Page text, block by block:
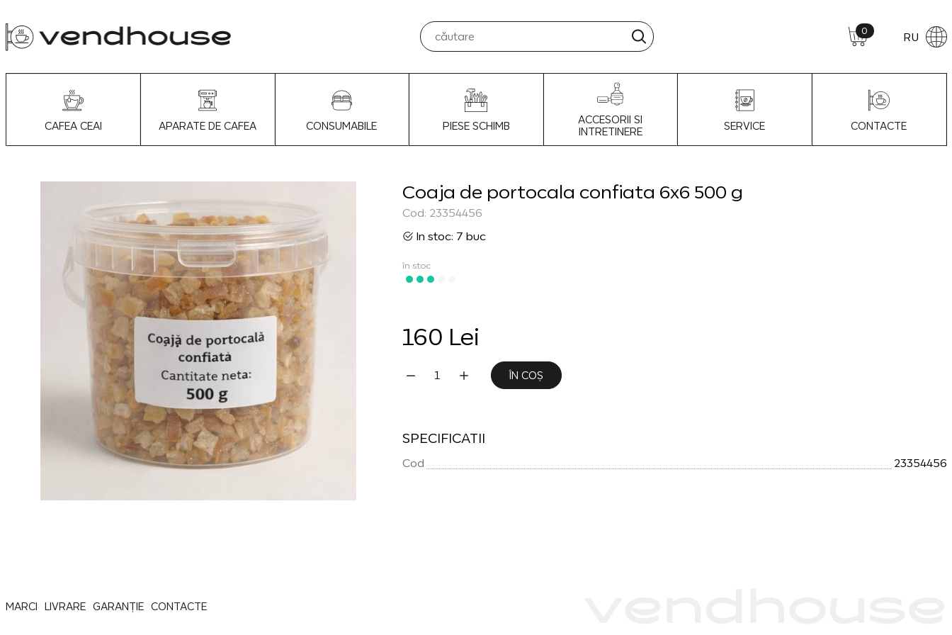
0 RU
CAFEA CEAI APARATE DE CAFEA CONSUMABILE PIESE SCHIMB
ACCESORII SI
INTRETINERE
SERVICE CONTACTE
Coaja de portocala confiata 6x6 500 g
Cod: 23354456
In stoc: 7 buc
în stoc
160 Lei
ÎN COȘ
SPECIFICATII
Cod 23354456
MARCI LIVRARE GARANȚIE CONTACTE